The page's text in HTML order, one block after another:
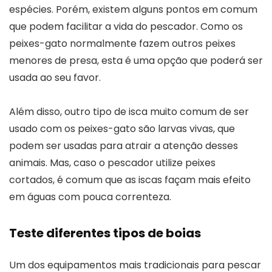
espécies. Porém, existem alguns pontos em comum
que podem facilitar a vida do pescador. Como os
peixes-gato normalmente fazem outros peixes
menores de presa, esta é uma opção que poderá ser
usada ao seu favor.
Além disso, outro tipo de isca muito comum de ser
usado com os peixes-gato são larvas vivas, que
podem ser usadas para atrair a atenção desses
animais. Mas, caso o pescador utilize peixes
cortados, é comum que as iscas façam mais efeito
em águas com pouca correnteza.
Teste diferentes tipos de boias
Um dos equipamentos mais tradicionais para pescar